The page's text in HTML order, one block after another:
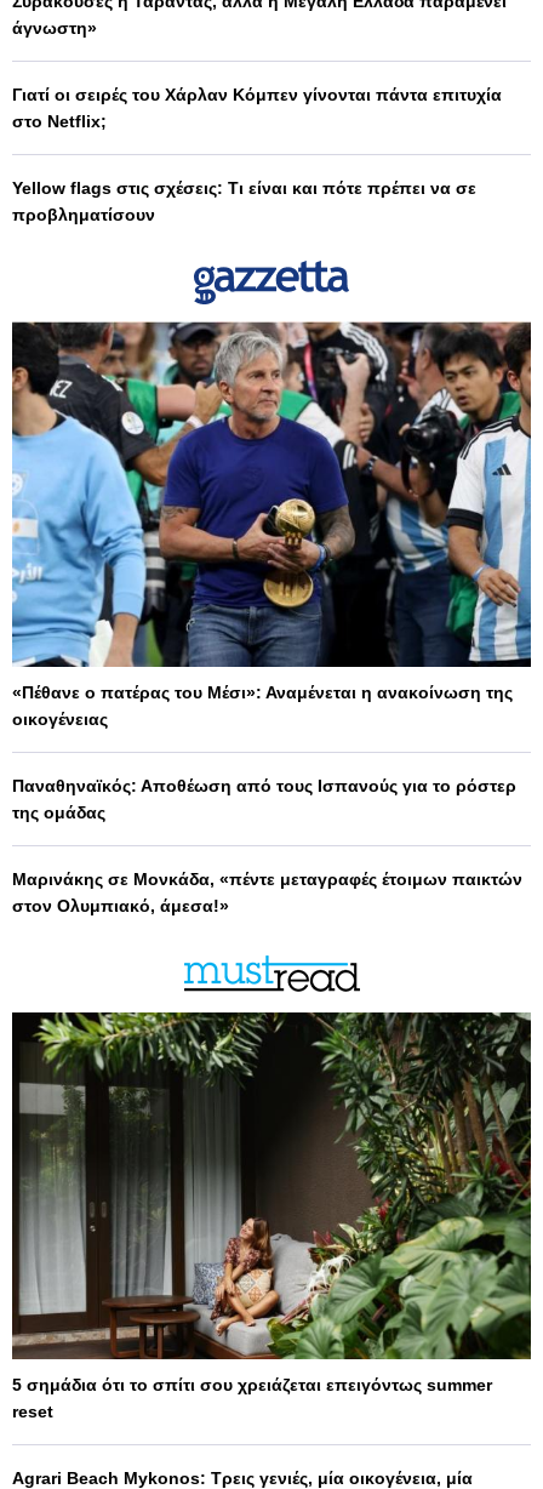
άγνωστη»
Γιατί οι σειρές του Χάρλαν Κόμπεν γίνονται πάντα επιτυχία
στο Netflix;
Yellow flags στις σχέσεις: Τι είναι και πότε πρέπει να σε
προβληματίσουν
«Πέθανε ο πατέρας του Μέσι»: Αναμένεται η ανακοίνωση της
οικογένειας
Παναθηναϊκός: Αποθέωση από τους Ισπανούς για το ρόστερ
της ομάδας
Μαρινάκης σε Μονκάδα, «πέντε μεταγραφές έτοιμων παικτών
στον Ολυμπιακό, άμεσα!»
5 σημάδια ότι το σπίτι σου χρειάζεται επειγόντως summer
reset
Agrari Beach Mykonos: Τρεις γενιές, μία οικογένεια, μία